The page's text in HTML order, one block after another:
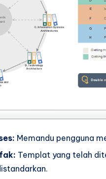
Memandu pengguna
Templat yang telah